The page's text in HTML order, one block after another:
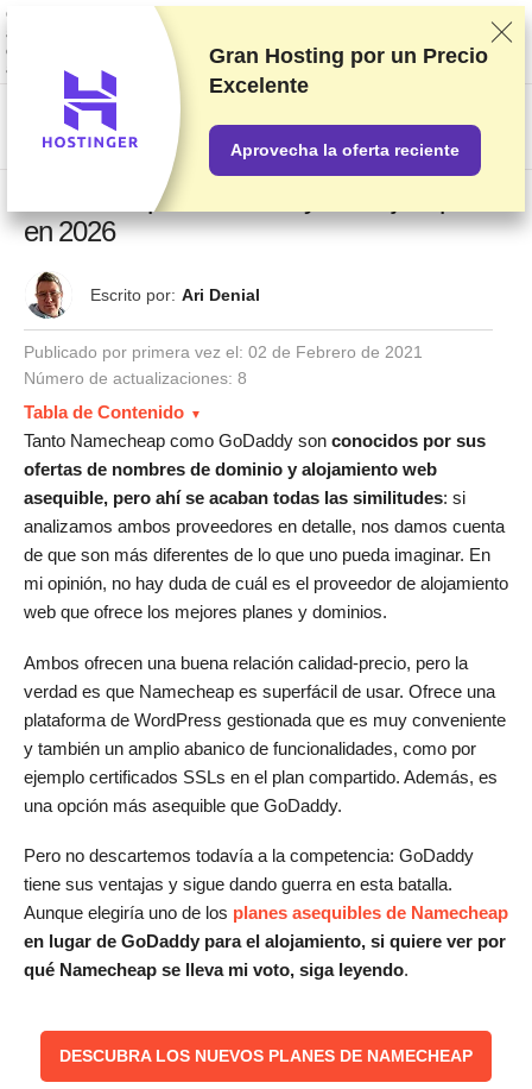
Clasificamos los servicios a partir de pruebas y análisis exhaustivos,
aunque también tenemos en cuenta tus opiniones y nuestros acuerdos
comerciales con los proveedores. Esta página contiene enlaces de
afiliados.Información acerca de la publicidad
US$
Namecheap vs. GoDaddy: la mejor opción
en 2026
Escrito por: Ari Denial
Publicado por primera vez el: 02 de Febrero de 2021
Número de actualizaciones: 8
Tabla de Contenido
Tanto Namecheap como GoDaddy son conocidos por sus
ofertas de nombres de dominio y alojamiento web
asequible, pero ahí se acaban todas las similitudes: si
analizamos ambos proveedores en detalle, nos damos cuenta
de que son más diferentes de lo que uno pueda imaginar. En
mi opinión, no hay duda de cuál es el proveedor de alojamiento
web que ofrece los mejores planes y dominios.
Ambos ofrecen una buena relación calidad-precio, pero la
verdad es que Namecheap es superfácil de usar. Ofrece una
plataforma de WordPress gestionada que es muy conveniente
y también un amplio abanico de funcionalidades, como por
ejemplo certificados SSLs en el plan compartido. Además, es
una opción más asequible que GoDaddy.
Pero no descartemos todavía a la competencia: GoDaddy
tiene sus ventajas y sigue dando guerra en esta batalla.
Aunque elegiría uno de los planes asequibles de Namecheap
en lugar de GoDaddy para el alojamiento, si quiere ver por
qué Namecheap se lleva mi voto, siga leyendo.
DESCUBRA LOS NUEVOS PLANES DE NAMECHEAP
Gran Hosting por un Precio
Excelente
Aprovecha la oferta reciente